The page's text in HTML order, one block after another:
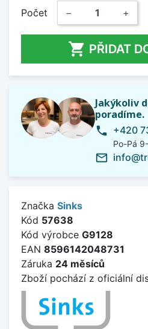
Počet − +
 PŘIDAT
Jakýkoliv
poradíme.
phone +420
Po-Pá
mail_outline
Značka Sinks
Kód 57638
Kód výrobce G9128
EAN 8596142048731
Záruka 24 měsíců
Zboží pochází z oficiální